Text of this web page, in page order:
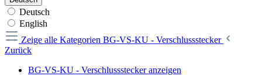
Deutsch
English
Zeige alle Kategorien BG-VS-KU - Verschlussstecker
Zurück
BG-VS-KU - Verschlussstecker anzeigen